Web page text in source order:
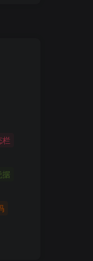
栏
据